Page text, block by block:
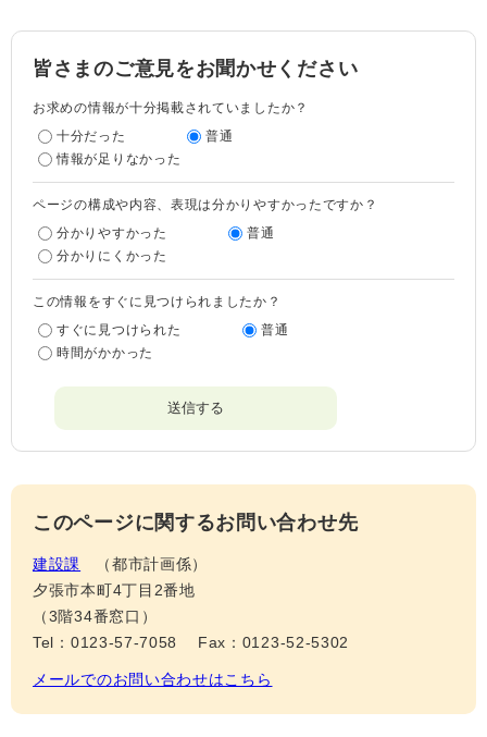
皆さまのご意見をお聞かせください
お求めの情報が十分掲載されていましたか？
十分だった
普通
情報が足りなかった
ページの構成や内容、表現は分かりやすかったですか？
分かりやすかった
普通
分かりにくかった
この情報をすぐに見つけられましたか？
すぐに見つけられた
普通
時間がかかった
このページに関するお問い合わせ先
建設課
都市計画係
夕張市本町4丁目2番地
（3階34番窓口）
Tel：0123-57-7058
Fax：0123-52-5302
メールでのお問い合わせはこちら